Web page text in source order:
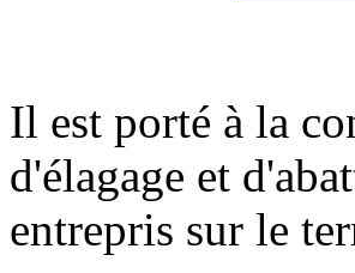
Il est porté à la
d'élagage et
entrepris sur le